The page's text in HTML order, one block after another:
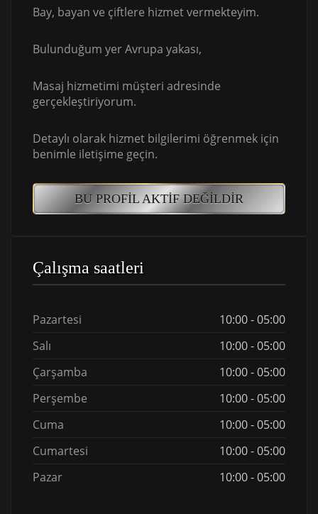
Bay, bayan ve çiftlere hizmet vermekteyim.
Bulunduğum yer Avrupa yakası,
Masaj hizmetimi müşteri adresinde
gerçekleştiriyorum.
Detaylı olarak hizmet bilgilerimi öğrenmek için
benimle iletişime geçin.
BU PROFIL AKTIF DEĞILDIR
Çalışma saatleri
Pazartesi
10:00 - 05:00
Salı
10:00 - 05:00
Çarşamba
10:00 - 05:00
Perşembe
10:00 - 05:00
Cuma
10:00 - 05:00
Cumartesi
10:00 - 05:00
Pazar
10:00 - 05:00